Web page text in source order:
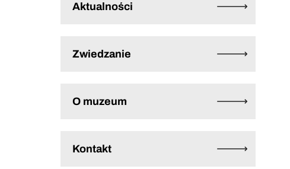
Aktualności
Zwiedzanie
O muzeum
Kontakt